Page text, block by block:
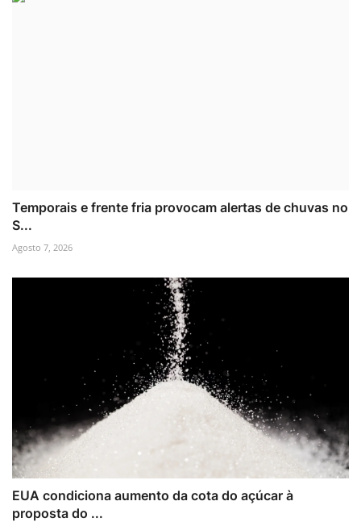
Temporais e frente fria provocam alertas de chuvas no
S...
Agosto 7, 2026
EUA condiciona aumento da cota do açúcar à
proposta do ...